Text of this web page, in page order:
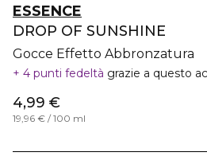
ESSENCE
DROP OF SUNSHINE
Gocce Effetto Abbronzatura
4 punti fedeltà grazie a questo
4,99 €
19,96 € / 100 ml